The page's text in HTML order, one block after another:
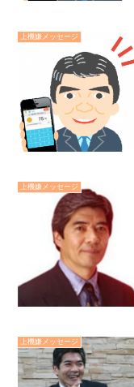
上機嫌メッセージ
上機嫌メッセージ
上機嫌メッセージ